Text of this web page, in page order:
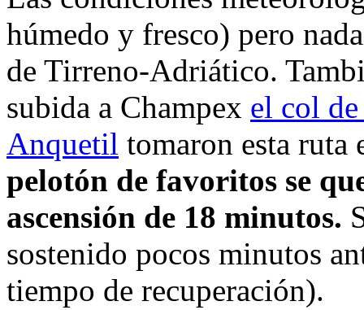
húmedo y fresco) pero
de Tirreno-Adriático.
subida a Champex el col
Anquetil tomaron esta ruta
pelotón de favoritos se
ascensión de 18 minutos.
sostenido pocos minutos
tiempo de recuperación).